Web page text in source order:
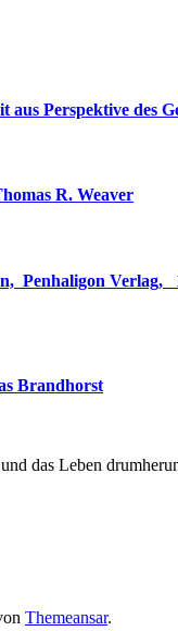
aus Perspektive des
R. Weaver
1. Oktober 2025, ‎ Deutsche
Brandhorst
das Leben
Themeansar.